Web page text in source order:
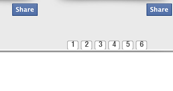
1 2 3 4 5 6